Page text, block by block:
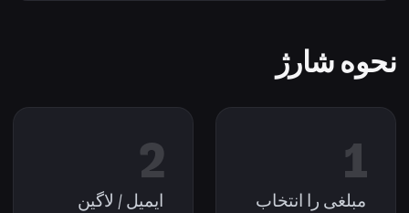
نحوه شارژ
1
مبلغی را انتخاب
2
ایمیل / لاگین